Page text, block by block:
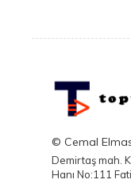
© Cemal
Demirtaş mah.
Hanı No:111